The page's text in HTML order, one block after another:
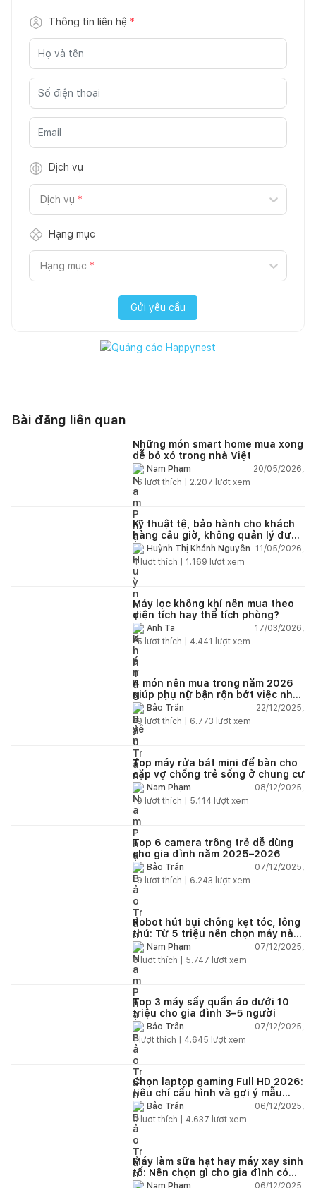
Thông tin liên hệ *
Dịch vụ
Dịch vụ *
Hạng mục
Hạng mục *
Gửi yêu cầu
Bài đăng liên quan
Những món smart home mua xong
dễ bỏ xó trong nhà Việt
Nam Phạm
20/05/2026,
16 lượt thích | 2.207 lượt xem
Kỹ thuật tệ, bảo hành cho khách
hàng câu giờ, không quản lý được
nhân viên xây dựng của mình,
điện nhẹ, điện nước, tường quá
kém. Luôn đổ lỗi cho nhân viên.
Bảo hành quá tệ, tôi phải đợi rất
lâu mới dc bảo hành, liên hệ để
được bảo hành thì bơ khách
Huỳnh Thị Khánh Nguyên
11/05/2026,
4lượt thích | 1.169 lượt xem
Máy lọc không khí nên mua theo
diện tích hay thể tích phòng?
Anh Ta
17/03/2026,
15 lượt thích | 4.441 lượt xem
4 món nên mua trong năm 2026
giúp phụ nữ bận rộn bớt việc nhà,
nhẹ đầu mỗi ngày
Bảo Trần
22/12/2025,
19 lượt thích | 6.773 lượt xem
Top máy rửa bát mini để bàn cho
cặp vợ chồng trẻ sống ở chung cư
Nam Phạm
08/12/2025,
19 lượt thích | 5.114 lượt xem
Top 6 camera trông trẻ dễ dùng
cho gia đình năm 2025–2026
Bảo Trần
07/12/2025,
19 lượt thích | 6.243 lượt xem
Robot hút bụi chống kẹt tóc, lông
thú: Từ 5 triệu nên chọn máy nào
năm 2025–2026?
Nam Phạm
07/12/2025,
6lượt thích | 5.747 lượt xem
Top 3 máy sấy quần áo dưới 10
triệu cho gia đình 3–5 người
Bảo Trần
07/12/2025,
1lượt thích | 4.645 lượt xem
Chọn laptop gaming Full HD 2026:
tiêu chí cấu hình và gợi ý mẫu
đáng mua
Bảo Trần
06/12/2025,
0lượt thích | 4.637 lượt xem
Máy làm sữa hạt hay máy xay sinh
tố: Nên chọn gì cho gia đình có
trẻ nhỏ (2–4 người)?
06/12/2025,